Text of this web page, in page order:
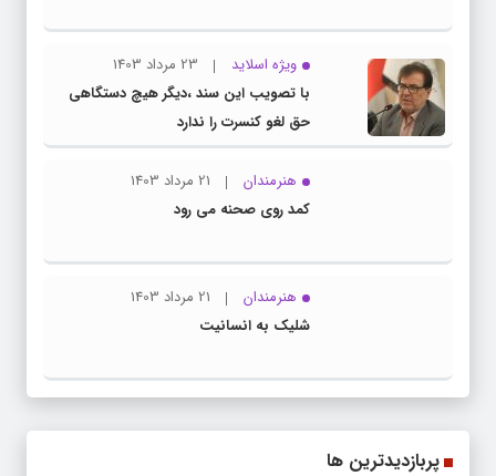
ویژه اسلاید
23 مرداد 1403
با تصویب این سند ،دیگر هیچ دستگاهی
حق لغو کنسرت را ندارد
هنرمندان
21 مرداد 1403
کمد روی صحنه می رود
هنرمندان
21 مرداد 1403
شلیک به انسانیت
پربازدیدترین ها